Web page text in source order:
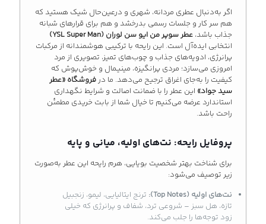
اگر به‌دنبال عطری مردانه، شهری و درعین‌حال شیک هستید که
هم سر کار و جلسات رسمی بدرخشد و هم برای قرارهای شبانه
جذاب باشد،عطر سوپر من ایو سن لوران (YSL Super Man)
انتخابی ایده‌آل است. این رایحه با ترکیبی هوشمندانه از مرکبات
پرانرژی، ادویه‌های جذاب و چوب‌های تمیز، تصویری از مرد
امروزی می‌سازد؛ مردی پرانگیزه، مینیـمال و خوش‌پوش که
کیفیت را به‌جای اغراق ترجیح می‌دهد. ما درفروشگاه «عطر
سید جواد» این عطر را با ضمانت اصالت و شرایط نگهداری
استاندارد عرضه می‌کنیم تا خیال شما از بابت خریدی مطمئن
راحت باشد.
پروفایل رایحه: نت‌های اولیه، میانی و پایه
برای شناخت بهتر شخصیت بویایی، هرم رایحه این عطر به‌صورت
زیر توصیف می‌شود:
نت‌های اولیه (Top Notes):
ترنج ایتالیایی، لیمو، زنجبیل
تازه، هل سبز – شروعی ترد، شفاف و پرانرژی که خیلی
زود توجه‌ها را جلب می‌کند.